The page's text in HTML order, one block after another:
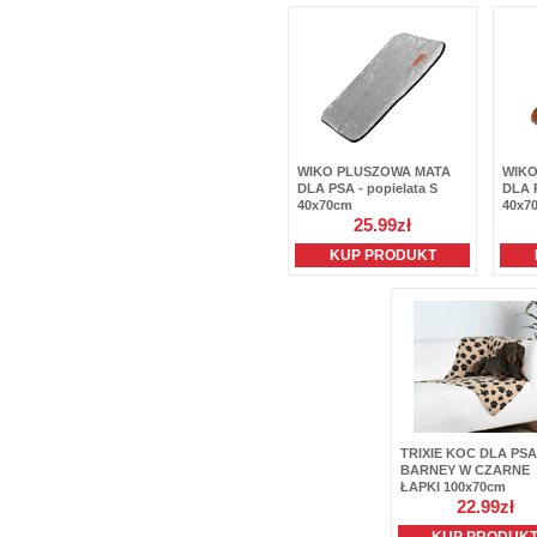
WIKO PLUSZOWA MATA
DLA PSA - popielata S
40x70cm
25.99zł
KUP PRODUKT
DLA
TRIXIE KOC DLA PSA
BARNEY W CZARNE
ŁAPKI 100x70cm
22.99zł